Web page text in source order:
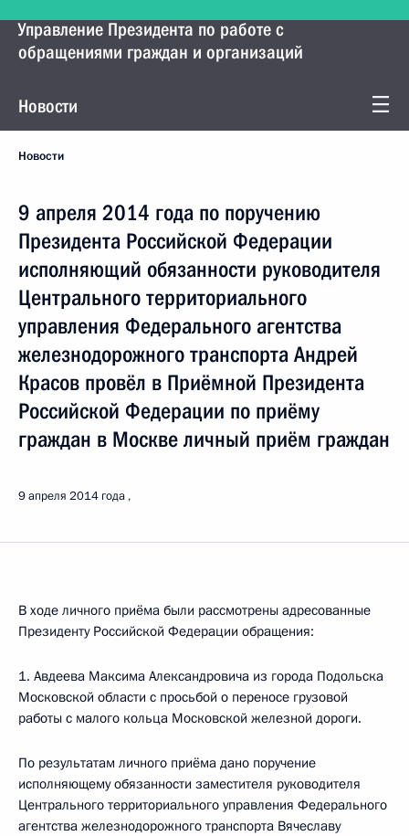
Управление Президента по работе с
обращениями граждан и организаций
Новости
Новости
9 апреля 2014 года по поручению
Президента Российской Федерации
исполняющий обязанности руководителя
Центрального территориального
управления Федерального агентства
железнодорожного транспорта Андрей
Красов провёл в Приёмной Президента
Российской Федерации по приёму
граждан в Москве личный приём граждан
9 апреля 2014 года
В ходе личного приёма были рассмотрены адресованные
Президенту Российской Федерации обращения:
1. Авдеева Максима Александровича из города Подольска
Московской области с просьбой о переносе грузовой
работы с малого кольца Московской железной дороги.
По результатам личного приёма дано поручение
исполняющему обязанности заместителя руководителя
Центрального территориального управления Федерального
агентства железнодорожного транспорта Вячеславу